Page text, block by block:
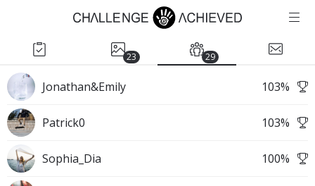
23 29
Jonathan&Emily 103%
Patrick0 103%
Sophia_Dia 100%